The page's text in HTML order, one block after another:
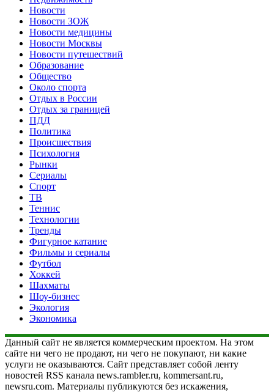
Новости
Новости ЗОЖ
Новости медицины
Новости Москвы
Новости путешествий
Образование
Общество
Около спорта
Отдых в России
Отдых за границей
ПДД
Политика
Происшествия
Психология
Рынки
Сериалы
Спорт
ТВ
Теннис
Технологии
Тренды
Фигурное катание
Фильмы и сериалы
Футбол
Хоккей
Шахматы
Шоу-бизнес
Экология
Экономика
Данный сайт не является коммерческим проектом. На этом
сайте ни чего не продают, ни чего не покупают, ни какие
услуги не оказываются. Сайт представляет собой ленту
новостей RSS канала news.rambler.ru, kommersant.ru,
newsru.com. Материалы публикуются без искажения,